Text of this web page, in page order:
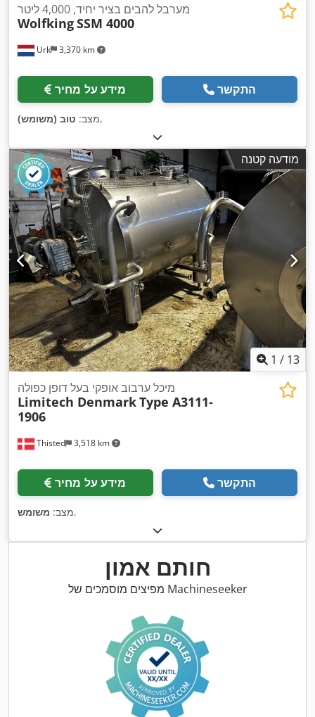
Urk 3,370 km
מערבל להבים בציר יחיד, 4,000 ליטר
WolfkingSSM 4000
מידע על מחיר התקשר
מצב: טוב (משומש) ,
מודעה קטנה
1 / 13
Thisted 3,518 km
מיכל ערבוב אופקי בעל דופן כפולה
Limitech DenmarkType A3111-
1906
מידע על מחיר התקשר
מצב: משומש ,
חותם אמון
מפיצים מוסמכים של Machineseeker